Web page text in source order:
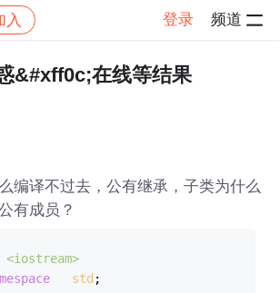
入 登录 频道
帖子详情
&#xff0c;在线等结果
编译不过去，公有继承，子类为什么
有成员？
<iostream>
std ;